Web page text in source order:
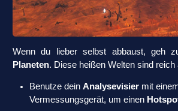
Wenn du lieber selbst abbaust, geh
Planeten. Diese heißen Welten sind reich
Benutze dein Analysevisier mit
Vermessungsgerät, um einen